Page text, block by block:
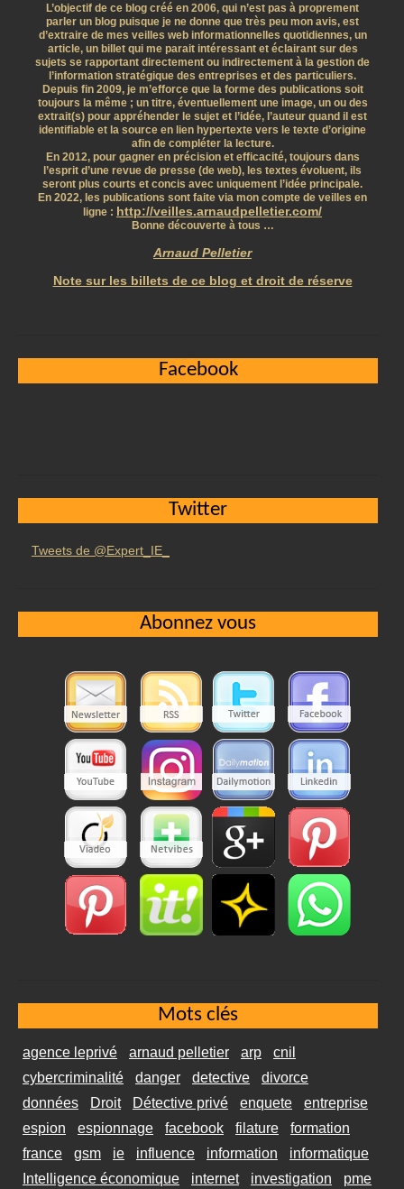
L’objectif de ce blog créé en 2006, qui n’est pas à proprement
parler un blog puisque je ne donne que très peu mon avis, est
d’extraire de mes veilles web informationnelles quotidiennes, un
article, un billet qui me parait intéressant et éclairant sur des
sujets se rapportant directement ou indirectement à la gestion de
l’information stratégique des entreprises et des particuliers.
Depuis fin 2009, je m’efforce que la forme des publications soit
toujours la même ; un titre, éventuellement une image, un ou des
extrait(s) pour appréhender le sujet et l’idée, l’auteur quand il est
identifiable et la source en lien hypertexte vers le texte d’origine
afin de compléter la lecture.
En 2012, pour gagner en précision et efficacité, toujours dans
l’esprit d’une revue de presse (de web), les textes évoluent, ils
seront plus courts et concis avec uniquement l’idée principale.
En 2022, les publications sont faite via mon compte de veilles en
ligne : http://veilles.arnaudpelletier.com/
Bonne découverte à tous …
Arnaud Pelletier
Note sur les billets de ce blog et droit de réserve
Facebook
Twitter
Tweets de @Expert_IE_
Abonnez vous
Mots clés
agence leprivé arnaud pelletier arp
cnil
cybercriminalité
danger detective
divorce
données
Droit Détective privé enquete
entreprise
espion
espionnage facebook filature
formation
france
gsm ie influence information
informatique
Intelligence économique
internet investigation pme